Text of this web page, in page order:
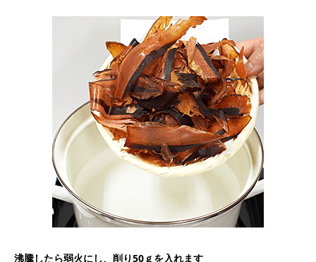
沸騰したら弱火にし、削り50ｇを入れます